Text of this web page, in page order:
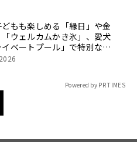
もも楽しめる「縁日」や金
ウェルカムかき氷」、愛犬
ベートプール」で特別な夏
け
Powered by PR TIMES